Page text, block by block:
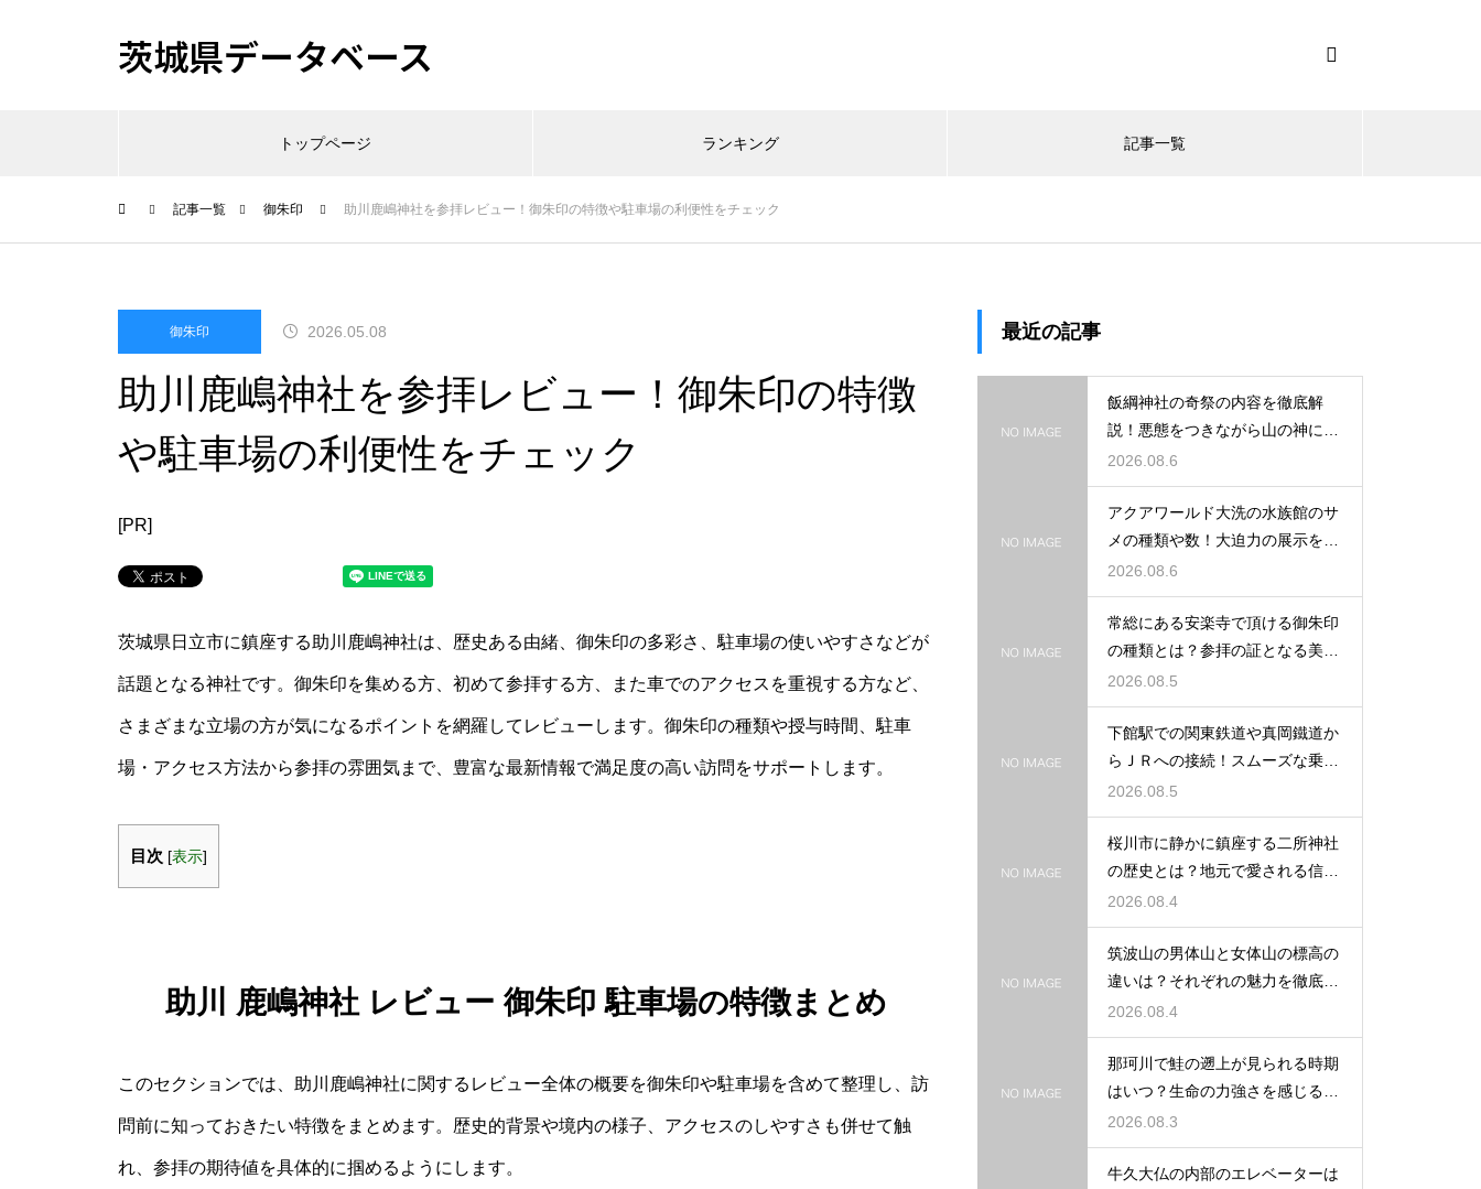
茨城県データベース
トップページ ランキング 記事一覧
記事一覧 御朱印 助川鹿嶋神社を参拝レビュー！御朱印の特徴や駐車場の利便性をチェック
御朱印 2026.05.08
助川鹿嶋神社を参拝レビュー！御朱印の特徴
や駐車場の利便性をチェック
[PR]
茨城県日立市に鎮座する助川鹿嶋神社は、歴史ある由緒、御朱印の多彩さ、駐車場の使いやすさなどが
話題となる神社です。御朱印を集める方、初めて参拝する方、また車でのアクセスを重視する方など、
さまざまな立場の方が気になるポイントを網羅してレビューします。御朱印の種類や授与時間、駐車
場・アクセス方法から参拝の雰囲気まで、豊富な最新情報で満足度の高い訪問をサポートします。
目次 [表示]
助川 鹿嶋神社 レビュー 御朱印 駐車場の特徴まとめ
このセクションでは、助川鹿嶋神社に関するレビュー全体の概要を御朱印や駐車場を含めて整理し、訪
問前に知っておきたい特徴をまとめます。歴史的背景や境内の様子、アクセスのしやすさも併せて触
れ、参拝の期待値を具体的に掴めるようにします。
最近の記事
飯綱神社の奇祭の内容を徹底解
説！悪態をつきながら山の神に祈
る不思議
2026.08.6
アクアワールド大洗の水族館のサ
メの種類や数！大迫力の展示を徹
底解説
2026.08.6
常総にある安楽寺で頂ける御朱印
の種類とは？参拝の証となる美し
い記録
2026.08.5
下館駅での関東鉄道や真岡鐵道か
らＪＲへの接続！スムーズな乗り
換え術
2026.08.5
桜川市に静かに鎮座する二所神社
の歴史とは？地元で愛される信仰
の拠点
2026.08.4
筑波山の男体山と女体山の標高の
違いは？それぞれの魅力を徹底解
説する
2026.08.4
那珂川で鮭の遡上が見られる時期
はいつ？生命の力強さを感じる秋
の風物詩
2026.08.3
牛久大仏の内部のエレベーターは